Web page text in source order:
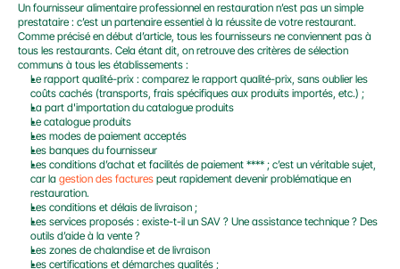
Un fournisseur alimentaire professionnel en restauration n’est pas un simple
prestataire : c’est un partenaire essentiel à la réussite de votre restaurant.
Comme précisé en début d’article, tous les fournisseurs ne conviennent pas à
tous les restaurants. Cela étant dit, on retrouve des critères de sélection
communs à tous les établissements :
Le rapport qualité-prix : comparez le rapport qualité-prix, sans oublier les
coûts cachés (transports, frais spécifiques aux produits importés, etc.) ;
La part d'importation du catalogue produits
Le catalogue produits
Les modes de paiement acceptés
Les banques du fournisseur
Les conditions d’achat et facilités de paiement **** ; c’est un véritable sujet,
car la gestion des factures peut rapidement devenir problématique en
restauration.
Les conditions et délais de livraison ;
Les services proposés : existe-t-il un SAV ? Une assistance technique ? Des
outils d’aide à la vente ?
Les zones de chalandise et de livraison
Les certifications et démarches qualités ;